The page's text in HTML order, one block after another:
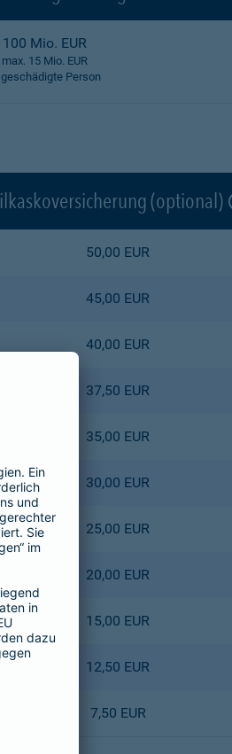
100 Mio. EUR
max. 15 Mio. EUR
Person
(optional)
50,00 EUR
45,00 EUR
40,00 EUR
37,50 EUR
35,00 EUR
30,00 EUR
25,00 EUR
20,00 EUR
15,00 EUR
12,50 EUR
7,50 EUR